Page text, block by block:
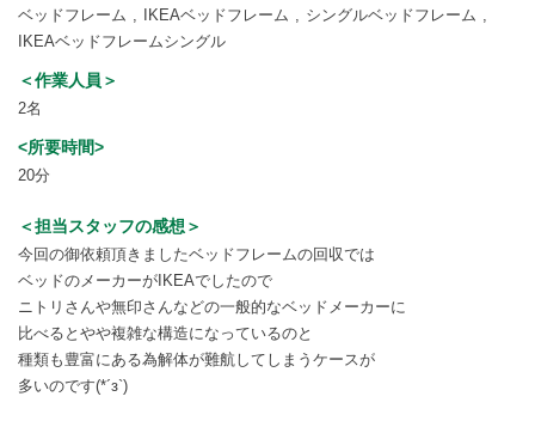
ベッドフレーム IKEAベッドフレーム
シングルベッドフレーム
IKEAベッドフレームシングル
＜作業人員＞
2名
<所要時間>
20分
＜担当スタッフの感想＞
今回の御依頼頂きましたベッドフレームの回収では
ベッドのメーカーがIKEAでしたので
ニトリさんや無印さんなどの一般的なベッドメーカーに
比べるとやや複雑な構造になっているのと
種類も豊富にある為解体が難航してしまうケースが
多いのです(*´з`)